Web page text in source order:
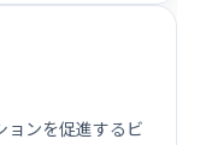
ンを促進するビ